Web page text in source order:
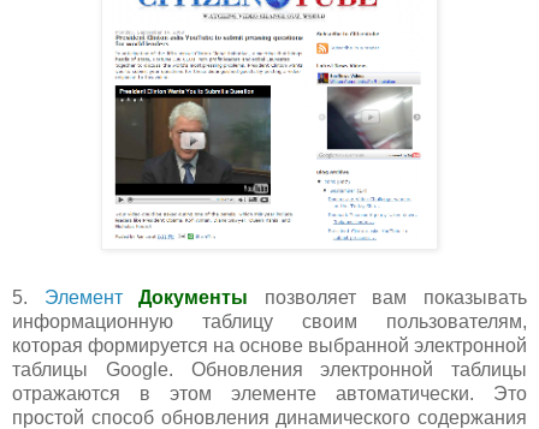
5. Элемент Документы позволяет вам показывать
информационную таблицу своим пользователям,
которая формируется на основе выбранной электронной
таблицы Google. Обновления электронной таблицы
отражаются в этом элементе автоматически. Это
простой способ обновления динамического содержания